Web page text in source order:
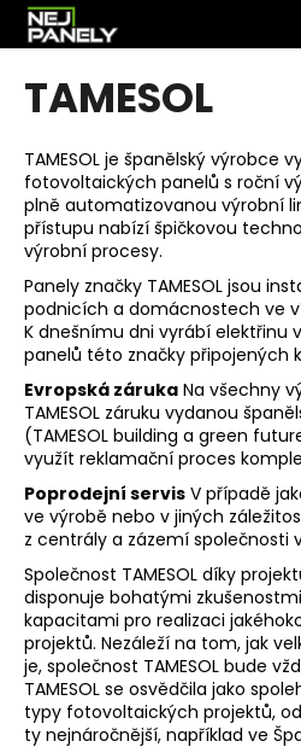
Přejít
obsah
TAMESOL
TAMESOL je španělský výrobce
fotovoltaických panelů s roční
plně automatizovanou výrobní
přístupu nabízí špičkovou
výrobní procesy.
Panely značky TAMESOL jsou
podnicích a domácnostech ve
K dnešnímu dni vyrábí elektřinu
panelů této značky připojených
Evropská záruka Na všechny
TAMESOL záruku vydanou
(TAMESOL building a green
využít reklamační proces
Poprodejní servis V případě
ve výrobě nebo v jiných
z centrály a zázemí společnosti
Společnost TAMESOL díky
disponuje bohatými
kapacitami pro realizaci
projektů. Nezáleží na tom, jak
je, společnost TAMESOL bude
TAMESOL se osvědčila jako
typy fotovoltaických projektů,
ty nejnáročnější, například ve
o
o
p
o
t
ř
e
b
u
j
e
t
e
n
a
j
í
t
?